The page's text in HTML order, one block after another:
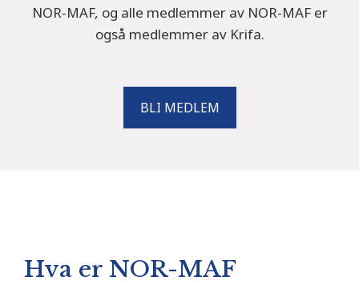
NOR-MAF, og alle medlemmer av NOR-MAF er
også medlemmer av Krifa.
BLI MEDLEM
Hva er NOR-MAF